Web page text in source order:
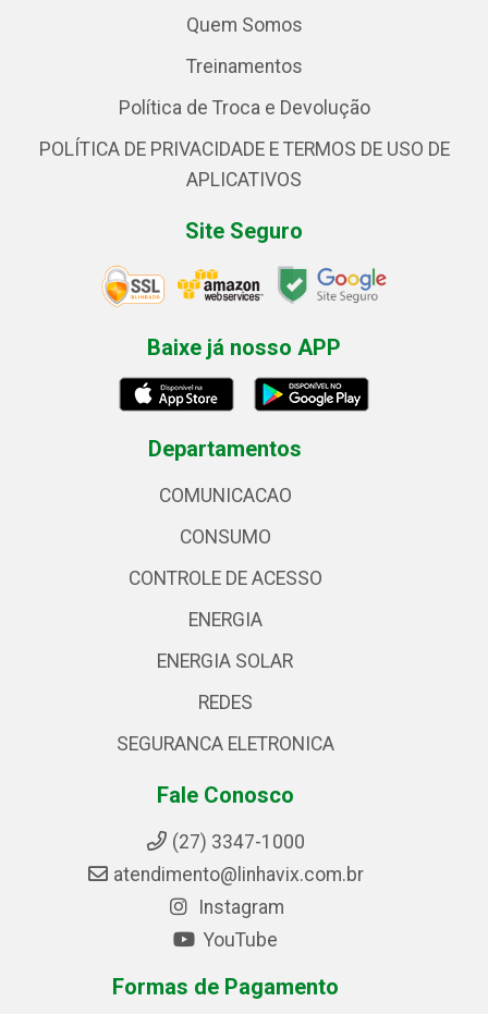
Quem Somos
Treinamentos
Política de Troca e Devolução
POLÍTICA DE PRIVACIDADE E TERMOS DE USO DE
APLICATIVOS
Site Seguro
Baixe já nosso APP
Departamentos
COMUNICACAO
CONSUMO
CONTROLE DE ACESSO
ENERGIA
ENERGIA SOLAR
REDES
SEGURANCA ELETRONICA
Fale Conosco
(27) 3347-1000
atendimento@linhavix.com.br
Instagram
YouTube
Formas de Pagamento